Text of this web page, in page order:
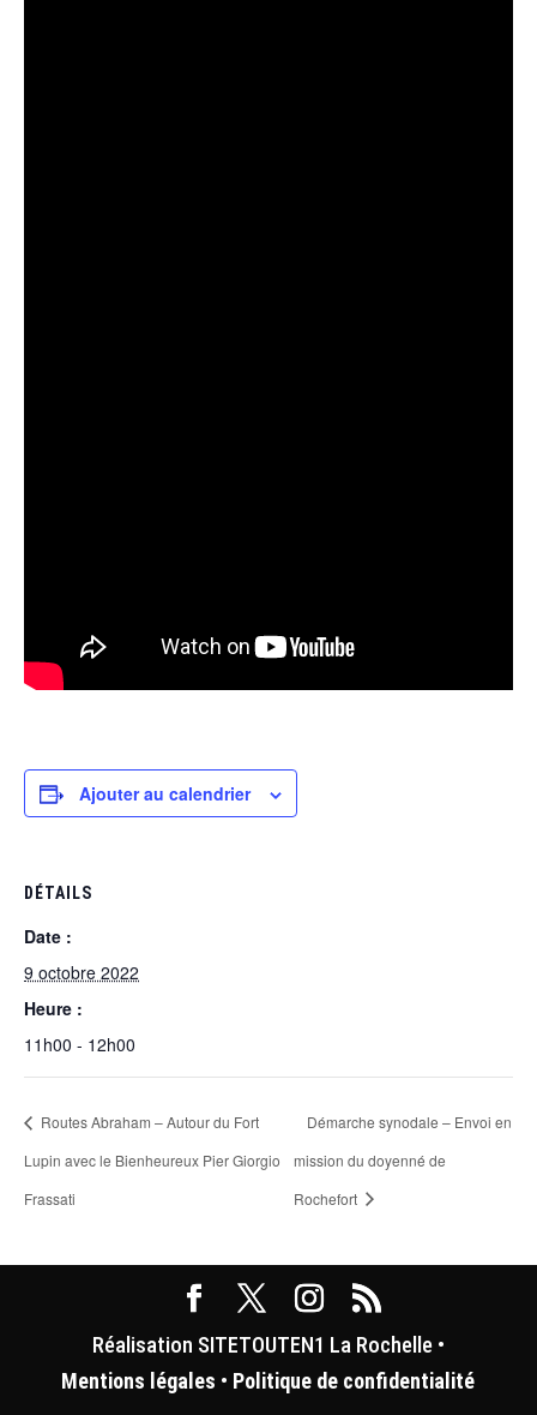
Ajouter au calendrier
DÉTAILS
Date :
9 octobre 2022
Heure :
11h00 - 12h00
Routes Abraham – Autour du Fort
Lupin avec le Bienheureux Pier Giorgio
Frassati
Démarche synodale – Envoi en
mission du doyenné de
Rochefort
Réalisation SITETOUTEN1 La Rochelle •
Mentions légales • Politique de confidentialité